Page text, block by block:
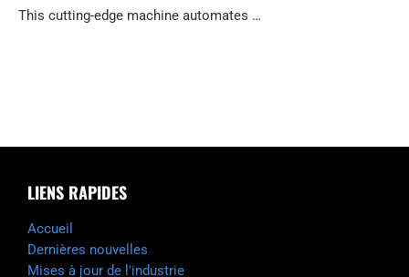
This cutting-edge machine automates …
LIENS RAPIDES
Accueil
Dernières nouvelles
Mises à jour de l'industrie